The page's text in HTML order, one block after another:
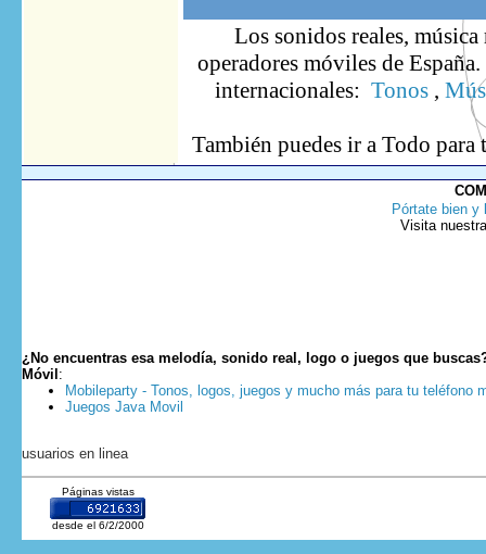
Los sonidos reales,
operadores móviles de
internacionales: Tonos,
También puedes ir a Todo para
Pórtate bien y
Visita
¿No encuentras esa melodía, sonido real, logo o juegos que
Móvil :
Mobileparty - Tonos, logos, juegos y mucho más para tu teléfono
Juegos Java Movil
usuarios en linea
Páginas vistas
desde el 6/2/2000